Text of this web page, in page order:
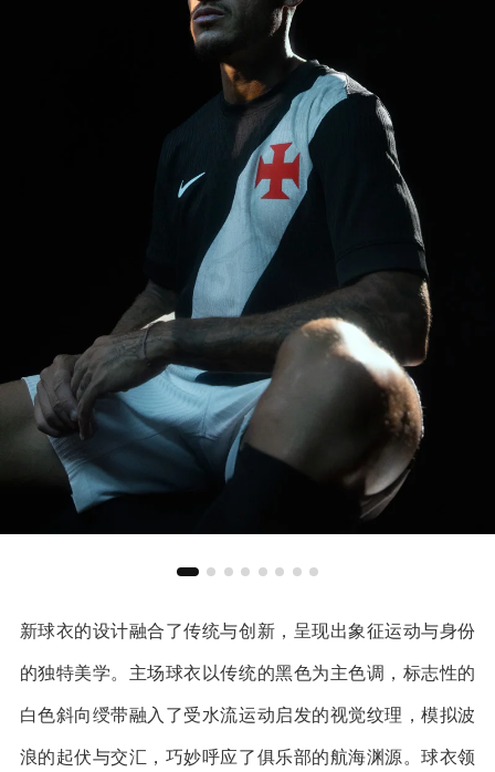
新球衣的设计融合了传统与创新，呈现出象征运动与身份
的独特美学。主场球衣以传统的黑色为主色调，标志性的
白色斜向绶带融入了受水流运动启发的视觉纹理，模拟波
浪的起伏与交汇，巧妙呼应了俱乐部的航海渊源。球衣领